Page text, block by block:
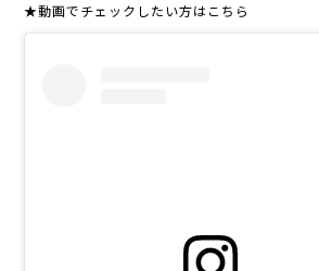
★動画でチェックしたい方はこちら